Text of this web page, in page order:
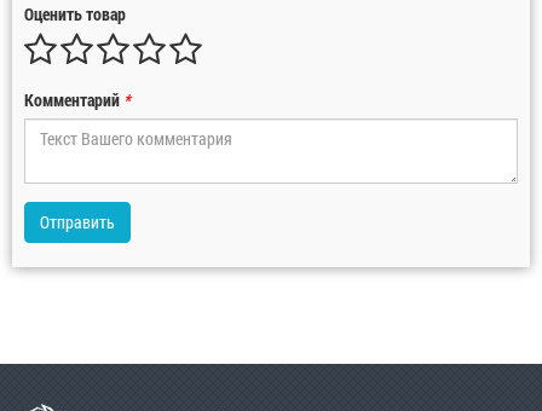
Оценить товар
Комментарий *
Отправить